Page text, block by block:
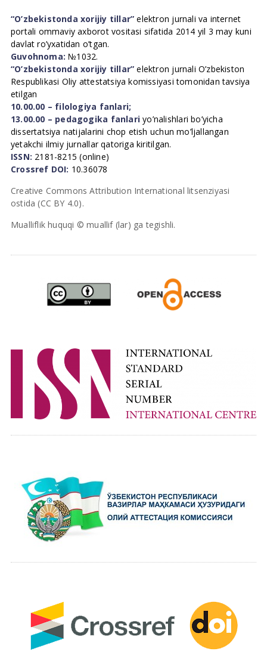
“O’zbekistonda xorijiy tillar” elektron jurnali va internet
portali ommaviy axborot vositasi sifatida 2014 yil 3 may kuni
davlat ro’yxatidan o’tgan.
Guvohnoma: №1032.
“O’zbekistonda xorijiy tillar” elektron jurnali O’zbekiston
Respublikasi Oliy attestatsiya komissiyasi tomonidan tavsiya
etilgan
10.00.00 – filologiya fanlari;
13.00.00 – pedagogika fanlari yo’nalishlari bo’yicha
dissertatsiya natijalarini chop etish uchun mo’ljallangan
yetakchi ilmiy jurnallar qatoriga kiritilgan.
ISSN: 2181-8215 (online)
Crossref DOI: 10.36078
Creative Commons Attribution International litsenziyasi
ostida (CC BY 4.0).
Mualliflik huquqi © muallif (lar) ga tegishli.